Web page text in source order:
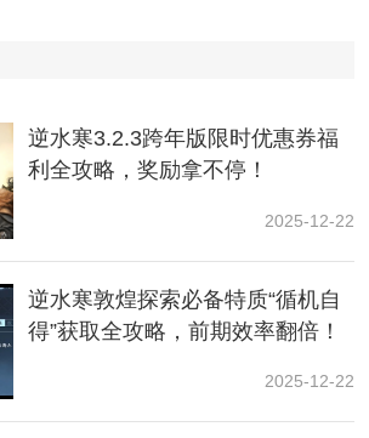
前往对应位置触发即可;
线索，在界面的左上角可以查看线
跟法医姐沈枯红对话，选择【他杀】
手是房东【严楷】
人-石安-财物遗失;
是【证人-严楷-尤大富的旧锁】和
窦】
逆水寒3.2.3跨年版限时优惠券福
利全攻略，奖励拿不停！
2025-12-22
逆水寒敦煌探索必备特质“循机自
得”获取全攻略，前期效率翻倍！
2025-12-22